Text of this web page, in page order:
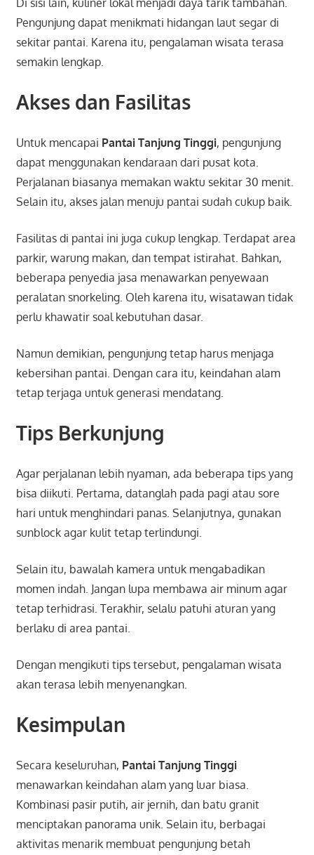
Pengunjung dapat menikmati hidangan laut segar di
sekitar pantai. Karena itu, pengalaman wisata terasa
semakin lengkap.
Akses dan Fasilitas
Untuk mencapai Pantai Tanjung Tinggi, pengunjung
dapat menggunakan kendaraan dari pusat kota.
Perjalanan biasanya memakan waktu sekitar 30 menit.
Selain itu, akses jalan menuju pantai sudah cukup baik.
Fasilitas di pantai ini juga cukup lengkap. Terdapat area
parkir, warung makan, dan tempat istirahat. Bahkan,
beberapa penyedia jasa menawarkan penyewaan
peralatan snorkeling. Oleh karena itu, wisatawan tidak
perlu khawatir soal kebutuhan dasar.
Namun demikian, pengunjung tetap harus menjaga
kebersihan pantai. Dengan cara itu, keindahan alam
tetap terjaga untuk generasi mendatang.
Tips Berkunjung
Agar perjalanan lebih nyaman, ada beberapa tips yang
bisa diikuti. Pertama, datanglah pada pagi atau sore
hari untuk menghindari panas. Selanjutnya, gunakan
sunblock agar kulit tetap terlindungi.
Selain itu, bawalah kamera untuk mengabadikan
momen indah. Jangan lupa membawa air minum agar
tetap terhidrasi. Terakhir, selalu patuhi aturan yang
berlaku di area pantai.
Dengan mengikuti tips tersebut, pengalaman wisata
akan terasa lebih menyenangkan.
Kesimpulan
Secara keseluruhan, Pantai Tanjung Tinggi
menawarkan keindahan alam yang luar biasa.
Kombinasi pasir putih, air jernih, dan batu granit
menciptakan panorama unik. Selain itu, berbagai
aktivitas menarik membuat pengunjung betah